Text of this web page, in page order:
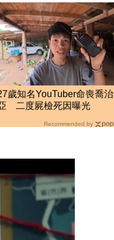
歲知名YouTuber命喪喬治
二度屍檢死因曝光
Recommended by